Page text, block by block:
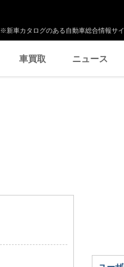
※新車カタログのある自動車総合情報サ
車買取 ニュース